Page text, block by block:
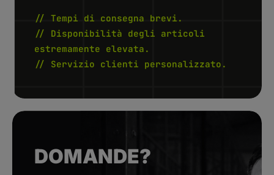
// Tempi di consegna brevi.
// Disponibilità degli articoli
estremamente elevata.
// Servizio clienti personalizzato.
DOMANDE?